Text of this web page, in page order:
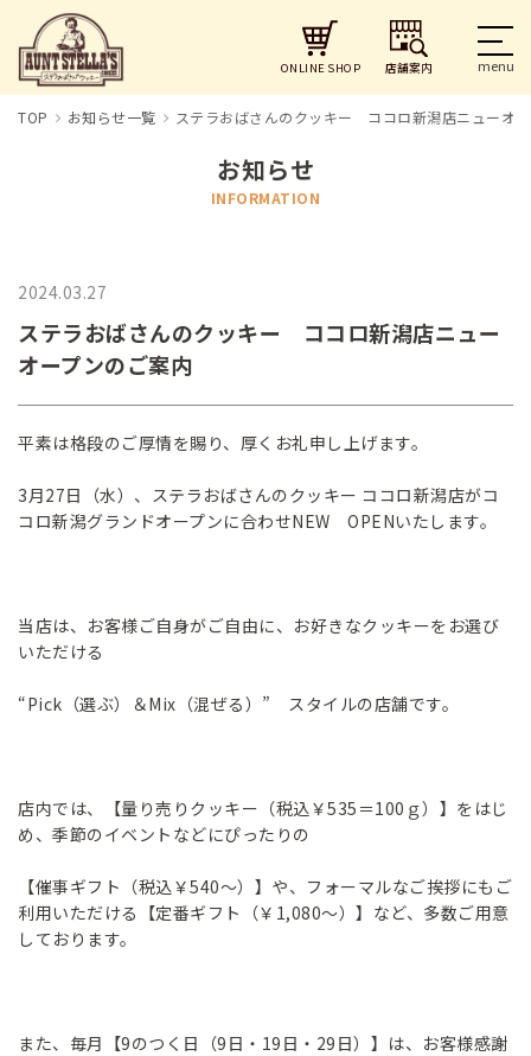
ONLINE SHOP 店舗案内
TOP お知らせ一覧 ステラおばさんのクッキー ココロ新潟店ニューオ
お知らせ
INFORMATION
2024.03.27
ステラおばさんのクッキー ココロ新潟店ニュー
オープンのご案内
平素は格段のご厚情を賜り、厚くお礼申し上げます。
3月27日（水）、ステラおばさんのクッキー ココロ新潟店がコ
コロ新潟グランドオープンに合わせNEW OPENいたします。
当店は、お客様ご自身がご自由に、お好きなクッキーをお選び
いただける
“Pick（選ぶ）＆Mix（混ぜる）” スタイルの店舗です。
店内では、【量り売りクッキー（税込￥535＝100ｇ）】をはじ
め、季節のイベントなどにぴったりの
【催事ギフト（税込￥540～）】や、フォーマルなご挨拶にもご
利用いただける【定番ギフト（￥1,080～）】など、多数ご用意
しております。
また、毎月【9のつく日（9日・19日・29日）】は、お客様感謝